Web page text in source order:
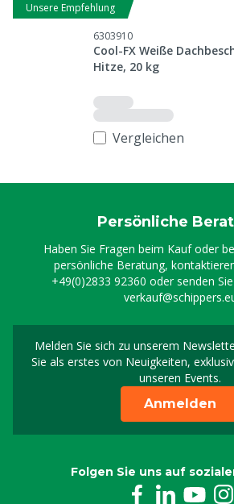
Unsere Empfehlung
6303910
Cool-FX Weiße
Hitze, 20 kg
Vergleichen
Persönliche
Haben Sie Fragen beim Kauf oder
persönliche Beratung,
+49(0)2833 92360 oder senden
Melden Sie sich zu unserem
Sie als erstes von Neuigkeiten,
unseren Events.
Anmelden
Folgen Sie uns auf